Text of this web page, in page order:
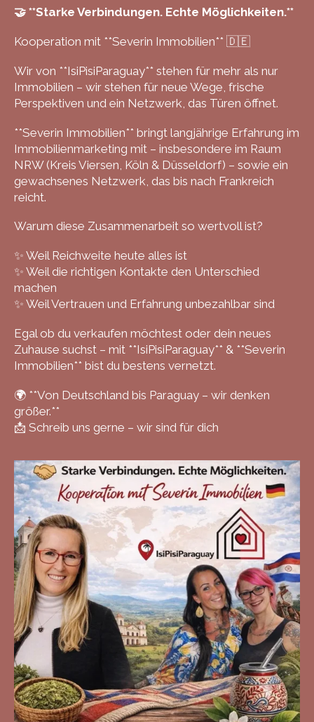
🤝 **Starke Verbindungen. Echte Möglichkeiten.**
Kooperation mit **Severin Immobilien** 🇩🇪
Wir von **IsiPisiParaguay** stehen für mehr als nur
Immobilien – wir stehen für neue Wege, frische
Perspektiven und ein Netzwerk, das Türen öffnet.
**Severin Immobilien** bringt langjährige Erfahrung im
Immobilienmarketing mit – insbesondere im Raum
NRW (Kreis Viersen, Köln & Düsseldorf) – sowie ein
gewachsenes Netzwerk, das bis nach Frankreich
reicht.
Warum diese Zusammenarbeit so wertvoll ist?
✨ Weil Reichweite heute alles ist
✨ Weil die richtigen Kontakte den Unterschied
machen
✨ Weil Vertrauen und Erfahrung unbezahlbar sind
Egal ob du verkaufen möchtest oder dein neues
Zuhause suchst – mit **IsiPisiParaguay** & **Severin
Immobilien** bist du bestens vernetzt.
🌍 **Von Deutschland bis Paraguay – wir denken
größer.**
📩 Schreib uns gerne – wir sind für dich